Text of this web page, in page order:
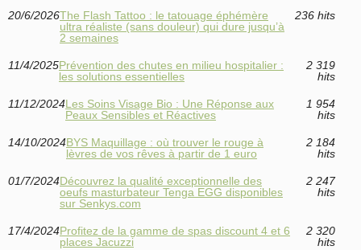
20/6/2026The Flash Tattoo : le tatouage éphémère
ultra réaliste (sans douleur) qui dure jusqu’à
2 semaines
236 hits
11/4/2025Prévention des chutes en milieu hospitalier :
les solutions essentielles
2 319
hits
11/12/2024Les Soins Visage Bio : Une Réponse aux
Peaux Sensibles et Réactives
1 954
hits
14/10/2024BYS Maquillage : où trouver le rouge à
lèvres de vos rêves à partir de 1 euro
2 184
hits
01/7/2024Découvrez la qualité exceptionnelle des
oeufs masturbateur Tenga EGG disponibles
sur Senkys.com
2 247
hits
17/4/2024Profitez de la gamme de spas discount 4 et 6
places Jacuzzi
2 320
hits